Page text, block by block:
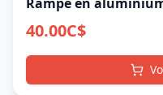
40.00C$